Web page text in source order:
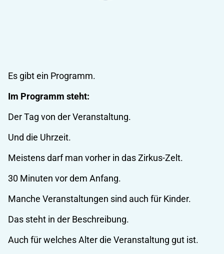
Es gibt ein Programm.
Im Programm steht:
Der Tag von der Veranstaltung.
Und die Uhrzeit.
Meistens darf man vorher in das Zirkus-Zelt.
30 Minuten vor dem Anfang.
Manche Veranstaltungen sind auch für Kinder.
Das steht in der Beschreibung.
Auch für welches Alter die Veranstaltung gut ist.